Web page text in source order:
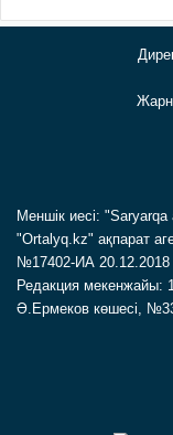
Меншік иесі:
"Ortalyq.kz" ақпарат
№17402-ИА 20.12.2018
Редакция мекенжайы:
Ә.Ермеков көшесі,